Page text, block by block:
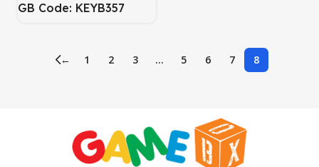
GB Code: KEYB357
← 1 2 3 … 5 6 7 8